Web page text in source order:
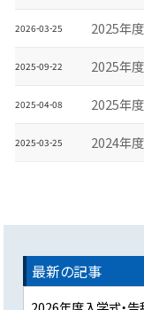
2026-03-25 2025年
2025-09-22 2025年
2025-04-08 2025年
2025-03-25
2024年
最新の記事